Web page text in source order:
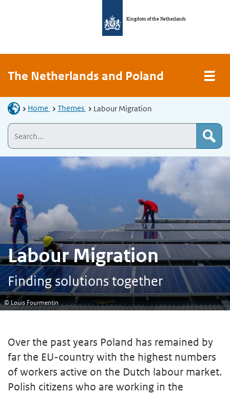
Kingdom of the Netherlands
The Netherlands and Poland
Home Themes Labour Migration
Labour Migration
Finding solutions together
© Louis Fourmentin
Over the past years Poland has remained by
far the EU-country with the highest numbers
of workers active on the Dutch labour market.
Polish citizens who are working in the